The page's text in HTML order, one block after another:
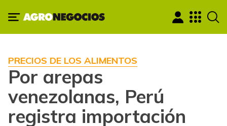
PRECIOS DE LOS ALIMENTOS
Por arepas
venezolanas, Perú
registra importación